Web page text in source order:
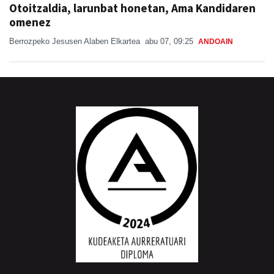
Otoitzaldia, larunbat honetan, Ama Kandidaren
omenez
Berrozpeko Jesusen Alaben Elkartea abu 07, 09:25 ANDOAIN